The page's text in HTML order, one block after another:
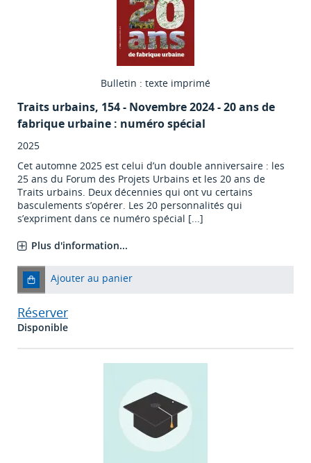
Bulletin : texte imprimé
Traits urbains, 154 - Novembre 2024 - 20 ans de
fabrique urbaine : numéro spécial
2025
Cet automne 2025 est celui d’un double anniversaire : les
25 ans du Forum des Projets Urbains et les 20 ans de
Traits urbains. Deux décennies qui ont vu certains
basculements s’opérer. Les 20 personnalités qui
s’expriment dans ce numéro spécial [...]
Plus d'information...
Ajouter au panier
Réserver
Disponible